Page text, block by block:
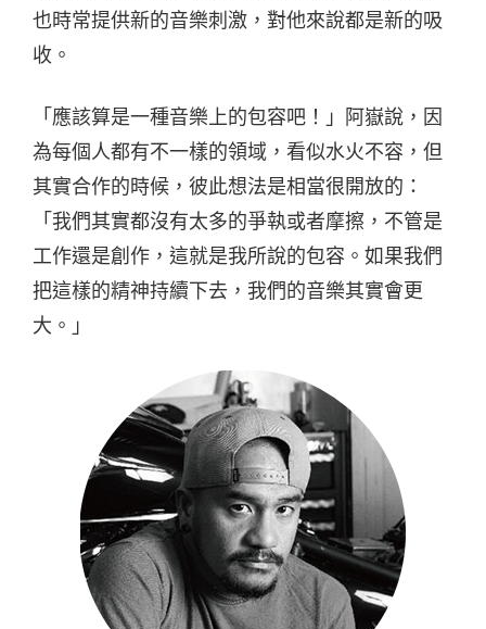
也時常提供新的音樂刺激，對他來說都是新的吸
收。
「應該算是一種音樂上的包容吧！」阿嶽說，因
為每個人都有不一樣的領域，看似水火不容，但
其實合作的時候，彼此想法是相當很開放的：
「我們其實都沒有太多的爭執或者摩擦，不管是
工作還是創作，這就是我所說的包容。如果我們
把這樣的精神持續下去，我們的音樂其實會更
大。」